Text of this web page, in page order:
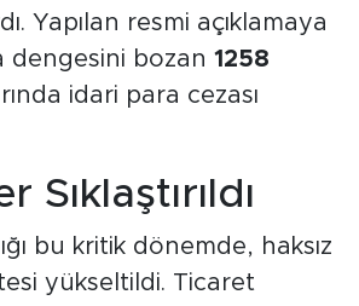
Yapılan resmi açıklamaya
dengesini bozan 1258
idari para cezası
bu kritik dönemde, haksız
yükseltildi. Ticaret